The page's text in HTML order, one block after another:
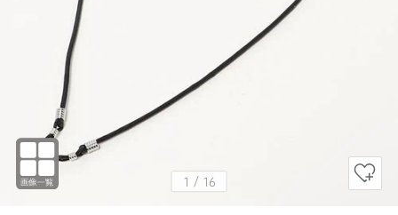
1 / 16
BLACK